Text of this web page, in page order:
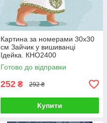
Картина за номерами 30х30
см Зайчик у вишиванці
Ідейка. КНО2400
Готово до відправки
252 ₴ 292 ₴
Купити